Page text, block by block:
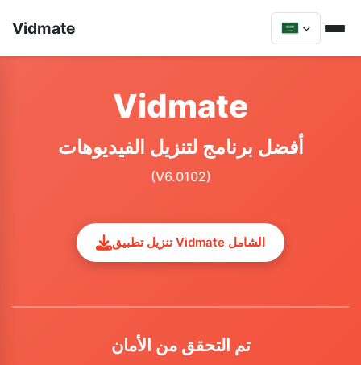
Vidmate
Vidmate
أفضل برنامج لتنزيل الفيديوهات
(V6.0102)
تنزيل تطبيق Vidmate الشامل
تم التحقق من الأمان